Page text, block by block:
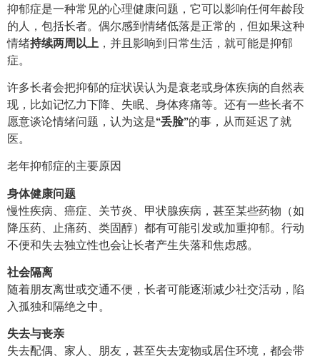
抑郁症是一种常见的心理健康问题，它可以影响任何年龄段
的人，包括长者。偶尔感到情绪低落是正常的，但如果这种
情绪持续两周以上 ，并且影响到日常生活，就可能是抑郁
症。
许多长者会把抑郁的症状误认为是衰老或身体疾病的自然表
现，比如记忆力下降、失眠、身体疼痛等。还有一些长者不
愿意谈论情绪问题，认为这是“丢脸”的事，从而延迟了就
医。
老年抑郁症的主要原因
身体健康问题
慢性疾病、癌症、关节炎、甲状腺疾病，甚至某些药物（如
降压药、止痛药、类固醇）都有可能引发或加重抑郁。行动
不便和失去独立性也会让长者产生失落和焦虑感。
社会隔离
随着朋友离世或交通不便，长者可能逐渐减少社交活动，陷
入孤独和隔绝之中。
失去与丧亲
失去配偶、家人、朋友，甚至失去宠物或居住环境，都会带